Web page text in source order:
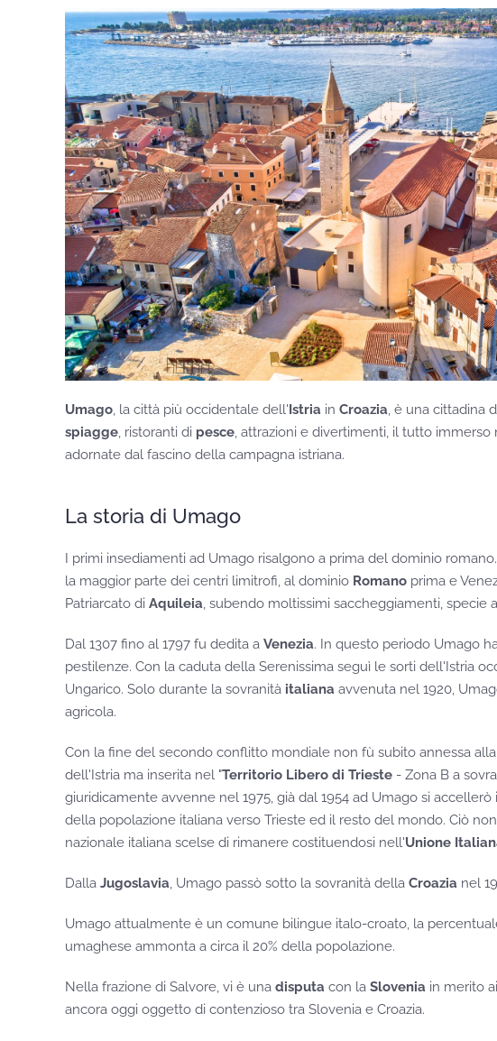
Umago, la città più occidentale dell'Istria in Croazia, è una cittadina
spiagge, ristoranti di pesce, attrazioni e divertimenti, il tutto
adornate dal fascino della campagna istriana.
La storia di Umago
I primi insediamenti ad Umago risalgono a prima del dominio
la maggior parte dei centri limitrofi, al dominio Romano prima e
Patriarcato di Aquileia, subendo moltissimi saccheggiamenti, specie
Dal 1307 fino al 1797 fu dedita a Venezia. In questo periodo Umago
pestilenze. Con la caduta della Serenissima seguì le sorti dell'Istria
Ungarico. Solo durante la sovranità italiana avvenuta nel 1920,
agricola.
Con la fine del secondo conflitto mondiale non fù subito annessa
dell'Istria ma inserita nel "Territorio Libero di Trieste - Zona B a
giuridicamente avvenne nel 1975, già dal 1954 ad Umago si
della popolazione italiana verso Trieste ed il resto del mondo. Ciò
nazionale italiana scelse di rimanere costituendosi nell'Unione
Dalla Jugoslavia, Umago passò sotto la sovranità della Croazia nel
Umago attualmente è un comune bilingue italo-croato, la
umaghese ammonta a circa il 20% della popolazione.
Nella frazione di Salvore, vi è una disputa con la Slovenia in merito
ancora oggi oggetto di contenzioso tra Slovenia e Croazia.